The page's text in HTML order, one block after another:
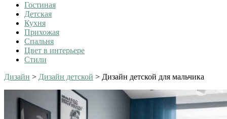
Гостиная
Детская
Кухня
Прихожая
Спальня
Цвет в интерьере
Стили
Дизайн > Дизайн детской > Дизайн детской для мальчика